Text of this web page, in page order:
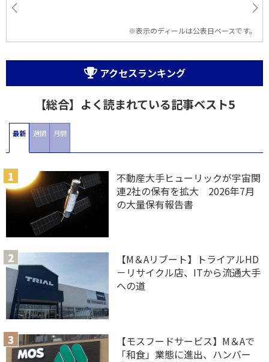
※表示のディールは公表日ベースです。
アクセスランキング
【総合】よく読まれている記事ベスト5
最新 週間 月間
不動産大手ヒューリックが宇宙関
連2社の保有を拡大 2026年7月
の大量保有報告書
【M＆Aリブート】トライアルHD
－リサイクル店、ITから流通大手
への道
【モスフードサービス】M＆Aで
「和食」業態に進出、ハンバー